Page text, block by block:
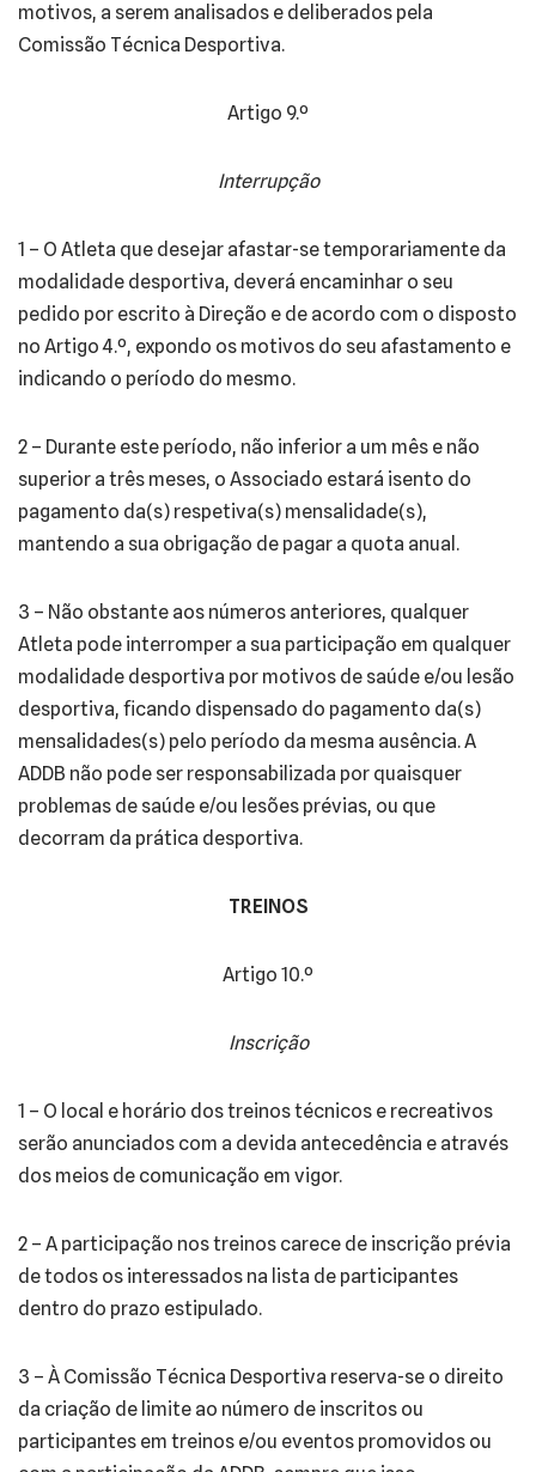
motivos, a serem analisados e deliberados pela
Comissão Técnica Desportiva.
Artigo 9.º
Interrupção
1 – O Atleta que desejar afastar-se temporariamente da
modalidade desportiva, deverá encaminhar o seu
pedido por escrito à Direção e de acordo com o disposto
no Artigo 4.º, expondo os motivos do seu afastamento e
indicando o período do mesmo.
2 – Durante este período, não inferior a um mês e não
superior a três meses, o Associado estará isento do
pagamento da(s) respetiva(s) mensalidade(s),
mantendo a sua obrigação de pagar a quota anual.
3 – Não obstante aos números anteriores, qualquer
Atleta pode interromper a sua participação em qualquer
modalidade desportiva por motivos de saúde e/ou lesão
desportiva, ficando dispensado do pagamento da(s)
mensalidades(s) pelo período da mesma ausência. A
ADDB não pode ser responsabilizada por quaisquer
problemas de saúde e/ou lesões prévias, ou que
decorram da prática desportiva.
TREINOS
Artigo 10.º
Inscrição
1 – O local e horário dos treinos técnicos e recreativos
serão anunciados com a devida antecedência e através
dos meios de comunicação em vigor.
2 – A participação nos treinos carece de inscrição prévia
de todos os interessados na lista de participantes
dentro do prazo estipulado.
3 – À Comissão Técnica Desportiva reserva-se o direito
da criação de limite ao número de inscritos ou
participantes em treinos e/ou eventos promovidos ou